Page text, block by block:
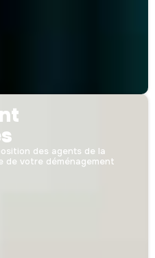
des agents de la
de votre déménagement